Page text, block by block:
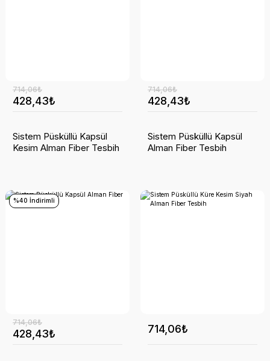
428,43₺
714,06₺
Sistem Püsküllü Kapsül
Kesim Alman Fiber Tesbih
428,43₺
714,06₺
Sistem Püsküllü Kapsül
Alman Fiber Tesbih
%40 İndirimli
428,43₺
714,06₺
714,06₺